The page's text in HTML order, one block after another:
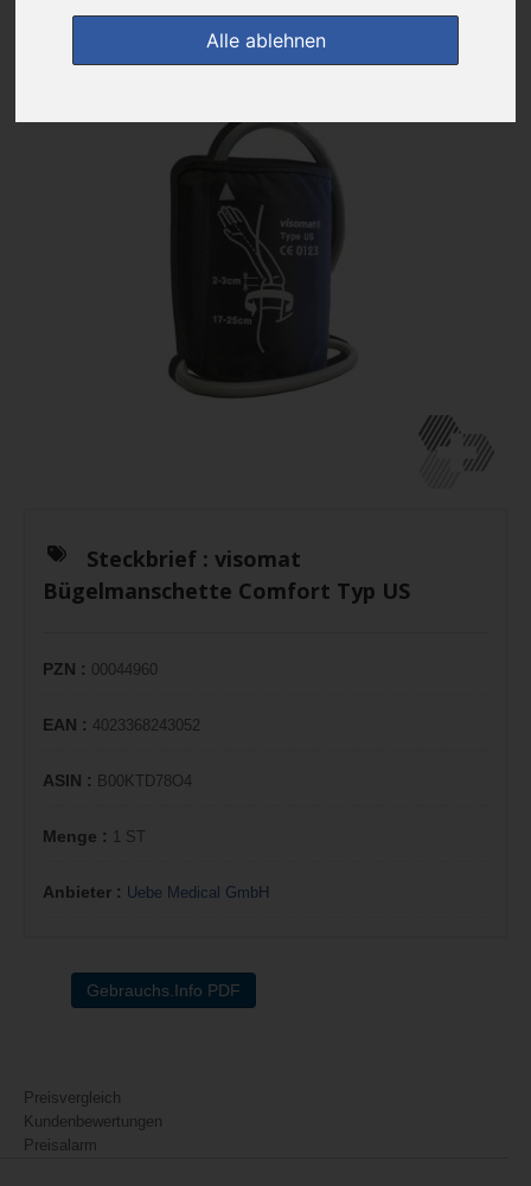
Alle ablehnen
zur Einkaufsliste
Steckbrief : visomat
Bügelmanschette Comfort Typ US
PZN : 00044960
EAN : 4023368243052
ASIN : B00KTD78O4
Menge : 1 ST
Anbieter : Uebe Medical GmbH
Gebrauchs.Info PDF
Preisvergleich
Kundenbewertungen
Preisalarm